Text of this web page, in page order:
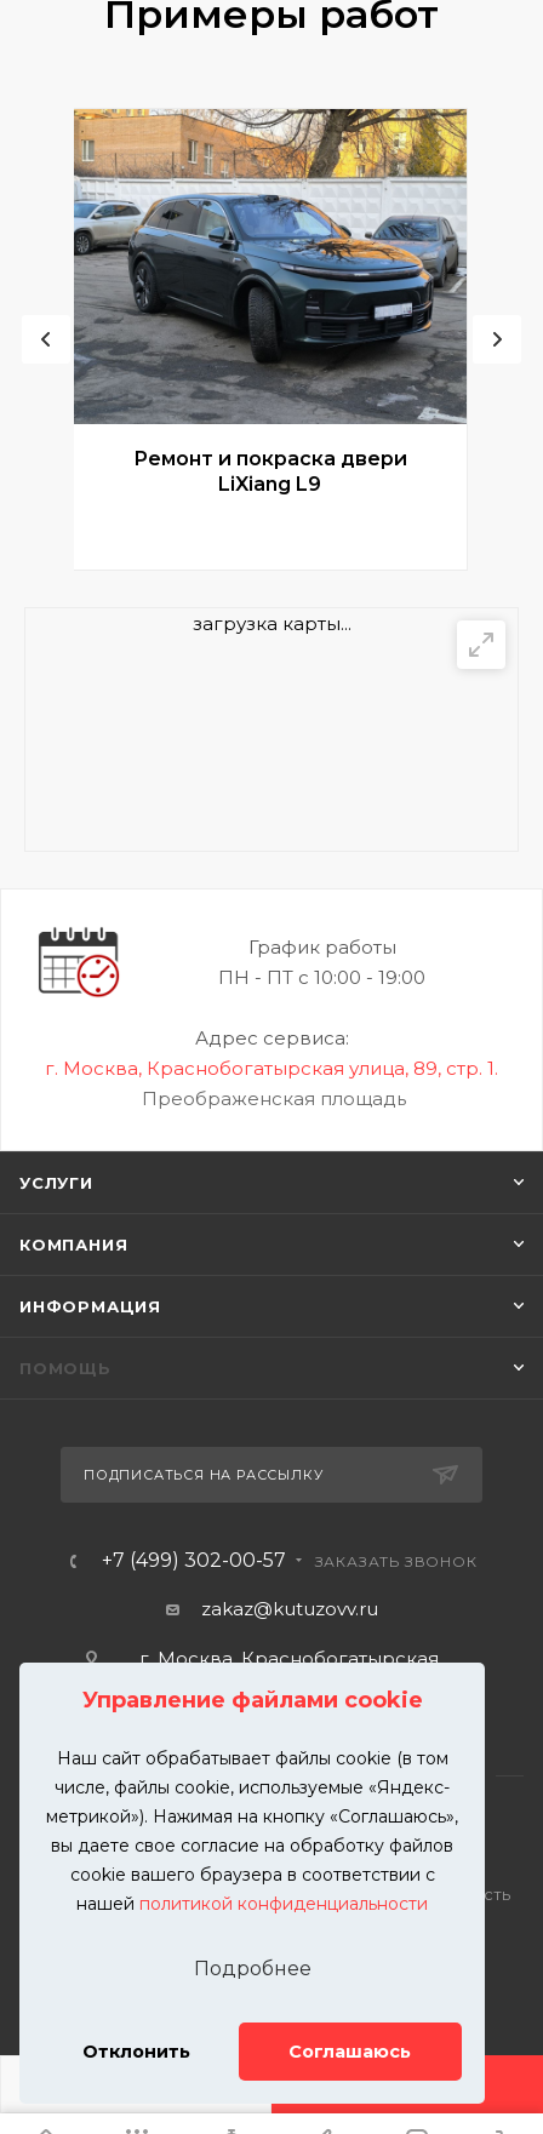
Управление файлами cookie
Наш сайт обрабатывает файлы cookie (в том
числе, файлы cookie, используемые «Яндекс-
метрикой»). Нажимая на кнопку «Соглашаюсь»,
вы даете свое согласие на обработку файлов
cookie вашего браузера в соответствии с
нашей политикой конфиденциальности
Подробнее
Отклонить Соглашаюсь
ДОБАВИТЬ УСЛУГУ
Примеры работ
Ремонт и покраска двери
LiXiang L9
загрузка карты...
График работы
ПН - ПТ с 10:00 - 19:00
Адрес сервиса:
г. Москва, Краснобогатырская улица, 89, стр. 1.
Преображенская площадь
УСЛУГИ
КОМПАНИЯ
ИНФОРМАЦИЯ
ПОМОЩЬ
ПОДПИСАТЬСЯ НА РАССЫЛКУ
+7 (499) 302-00-57 ЗАКАЗАТЬ ЗВОНОК
zakaz@kutuzovv.ru
г. Москва, Краснобогатырская
2026 © KUTUZOVV | Кузовной ремонт и покраска
автомобилей. Вся информация на сайте – собственность
разрешения запрещена. Все права защищены.
Телефон: 8(499)-302-00-57